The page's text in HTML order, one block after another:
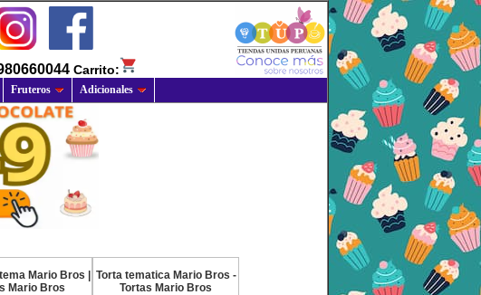
Carrito:
Fruteros Adicionales
Mario Bros |
Mario Bros
Torta tematica Mario Bros -
Tortas Mario Bros